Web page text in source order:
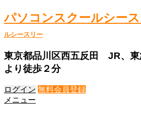
パソコンスクールシー
ルシースリー
東京都品川区西五反田 JR、東
より徒歩２分
ログイン 無料会員登録
メニュー